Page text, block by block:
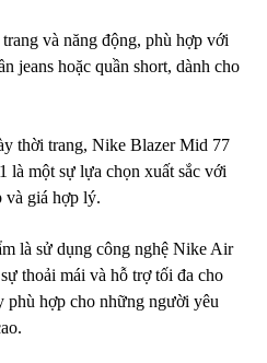
và năng động, phù hợp với
jeans hoặc quần short, dành cho
thời trang, Nike Blazer Mid 77
một sự lựa chọn xuất sắc với
và giá hợp lý.
là sử dụng công nghệ Nike Air
thoải mái và hỗ trợ tối đa cho
hợp cho những người yêu